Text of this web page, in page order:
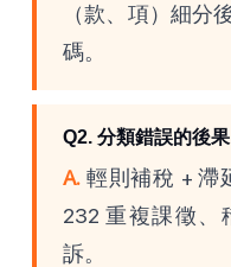
（款、項）細分
碼。
Q2. 分類錯誤的後果
A. 輕則補稅 + 滯
232 重複課徵、
訴。